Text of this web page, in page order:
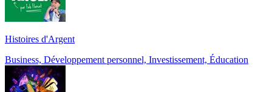
Histoires d'Argent
Business, Développement personnel, Investissement, Éducation